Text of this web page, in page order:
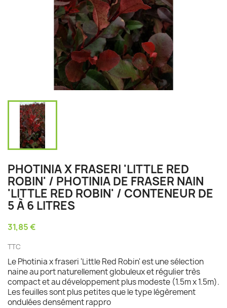
PHOTINIA X FRASERI 'LITTLE RED
ROBIN' / PHOTINIA DE FRASER NAIN
'LITTLE RED ROBIN' / CONTENEUR DE
5 À 6 LITRES
31,85 €
TTC
Le Photinia x fraseri 'Little Red Robin' est une sélection
naine au port naturellement globuleux et régulier très
compact et au développement plus modeste (1.5m x 1.5m).
Les feuilles sont plus petites que le type légèrement
ondulées densément rappro